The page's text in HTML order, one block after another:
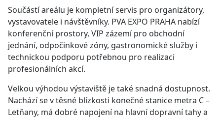
Součástí areálu je kompletní servis pro organizátory,
vystavovatele i návštěvníky. PVA EXPO PRAHA nabízí
konferenční prostory, VIP zázemí pro obchodní
jednání, odpočinkové zóny, gastronomické služby i
technickou podporu potřebnou pro realizaci
profesionálních akcí.
Velkou výhodou výstaviště je také snadná dostupnost.
Nachází se v těsné blízkosti konečné stanice metra C –
Letňany, má dobré napojení na hlavní dopravní tahy a